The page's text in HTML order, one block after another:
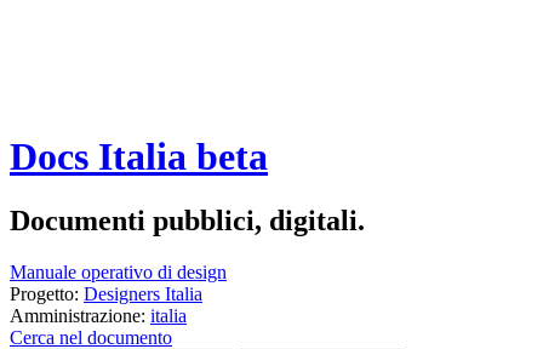
Docs Italia beta
Documenti pubblici, digitali.
Manuale operativo di design
Progetto: Designers Italia
Amministrazione: italia
Cerca nel documento